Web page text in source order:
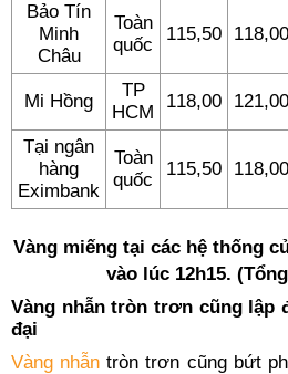
Bảo Tín
Minh
Châu
Toàn
quốc
115,50 118,00
Mi Hồng
TP
HCM
118,00 121,00
Tại ngân
hàng
Eximbank
Toàn
quốc
115,50 118,00
Vàng miếng tại các hệ thống
vào lúc 12h15.
Vàng nhẫn tròn trơn cũng lập
đại
Vàng nhẫn tròn trơn cũng bứt